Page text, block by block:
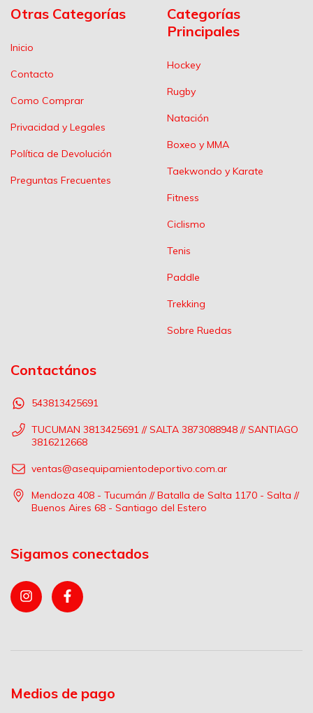
Otras Categorías
Inicio
Contacto
Como Comprar
Privacidad y Legales
Política de Devolución
Preguntas Frecuentes
Categorías
Principales
Hockey
Rugby
Natación
Boxeo y MMA
Taekwondo y Karate
Fitness
Ciclismo
Tenis
Paddle
Trekking
Sobre Ruedas
Contactános
543813425691
TUCUMAN 3813425691 // SALTA 3873088948 // SANTIAGO
3816212668
ventas@asequipamientodeportivo.com.ar
Mendoza 408 - Tucumán // Batalla de Salta 1170 - Salta //
Buenos Aires 68 - Santiago del Estero
Sigamos conectados
Medios de pago